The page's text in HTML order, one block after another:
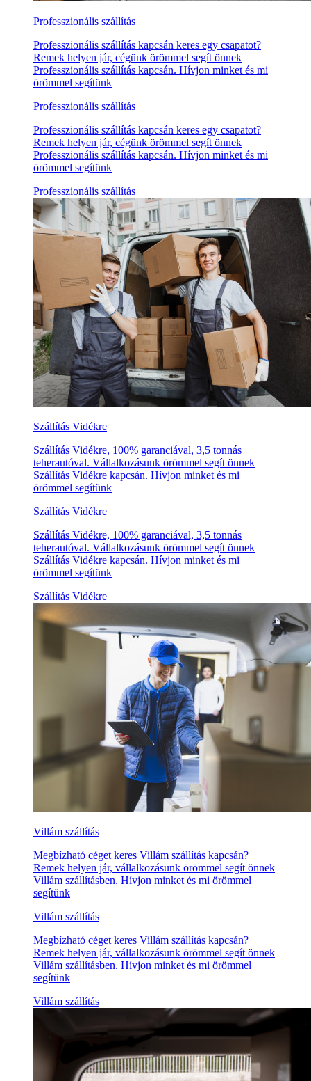
Professzionális szállítás
Professzionális szállítás kapcsán keres egy csapatot?
Remek helyen jár, cégünk örömmel segít önnek
Professzionális szállítás kapcsán. Hívjon minket és mi
örömmel segítünk
Professzionális szállítás
Professzionális szállítás kapcsán keres egy csapatot?
Remek helyen jár, cégünk örömmel segít önnek
Professzionális szállítás kapcsán. Hívjon minket és mi
örömmel segítünk
Professzionális szállítás
Szállítás Vidékre
Szállítás Vidékre, 100% garanciával, 3,5 tonnás
teherautóval. Vállalkozásunk örömmel segít önnek
Szállítás Vidékre kapcsán. Hívjon minket és mi
örömmel segítünk
Szállítás Vidékre
Szállítás Vidékre, 100% garanciával, 3,5 tonnás
teherautóval. Vállalkozásunk örömmel segít önnek
Szállítás Vidékre kapcsán. Hívjon minket és mi
örömmel segítünk
Szállítás Vidékre
Villám szállítás
Megbízható céget keres Villám szállítás kapcsán?
Remek helyen jár, vállalkozásunk örömmel segít önnek
Villám szállításben. Hívjon minket és mi örömmel
segítünk
Villám szállítás
Megbízható céget keres Villám szállítás kapcsán?
Remek helyen jár, vállalkozásunk örömmel segít önnek
Villám szállításben. Hívjon minket és mi örömmel
segítünk
Villám szállítás